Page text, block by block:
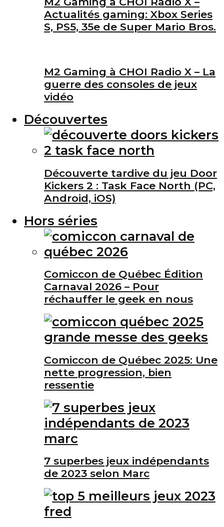
Actualités gaming: Xbox Series
S, PS5, 35e de Super Mario Bros.
M2 Gaming à CHOI Radio X – La
guerre des consoles de jeux
vidéo
Découvertes
Découverte tardive du jeu Door
Kickers 2 : Task Face North (PC,
Android, iOS)
Hors séries
Comiccon de Québec Édition
Carnaval 2026 – Pour
réchauffer le geek en nous
Comiccon de Québec 2025: Une
nette progression, bien
ressentie
7 superbes jeux indépendants
de 2023 selon Marc